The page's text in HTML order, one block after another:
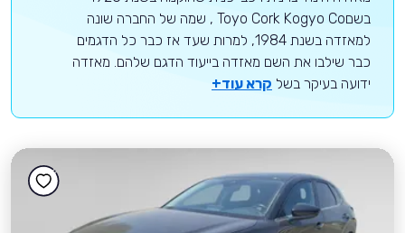
בשםToyo Cork Kogyo Co , שמה של החברה שונה
למאזדה בשנת 1984, למרות שעד אז כבר כל הדגמים
כבר שילבו את השם מאזדה בייעוד הדגם שלהם. מאזדה
ידועה בעיקר בשל קרא עוד+